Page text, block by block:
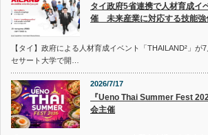
タイ政府5省連携で人材育成イ
催 未来産業に対応する技能強
【タイ】政府による人材育成イベント「THAILAND²」が
セサート大学で開…
2026/7/17
『Ueno Thai Summer Fest
会主催